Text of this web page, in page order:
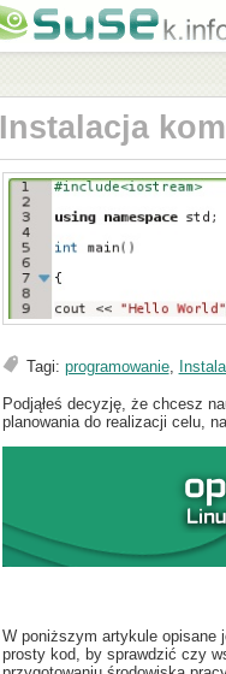
Instalacja
Tagi: programowanie,
Podjąłeś decyzję, że chcesz
planowania do realizacji celu,
W poniższym artykule opisane
prosty kod, by sprawdzić czy